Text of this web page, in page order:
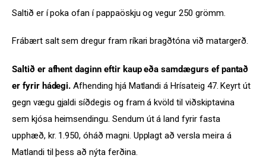
Saltið er í poka ofan í pappaöskju og vegur 250 grömm.
Frábært salt sem dregur fram ríkari bragðtóna við matargerð.
Saltið er afhent daginn eftir kaup eða samdægurs ef pantað
er fyrir hádegi.Afhending hjá Matlandi á Hrísateig 47. Keyrt út
gegn vægu gjaldi síðdegis og fram á kvöld til viðskiptavina
sem kjósa heimsendingu. Sendum út á land fyrir fasta
upphæð, kr. 1.950, óháð magni. Upplagt að versla meira á
Matlandi til þess að nýta ferðina.